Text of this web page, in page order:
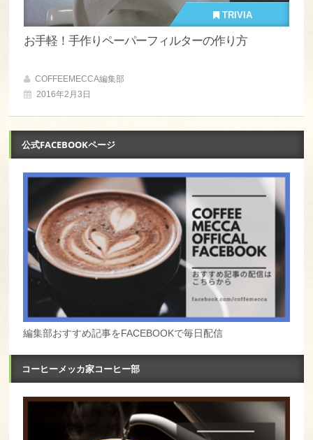
TRIVIA
お手軽！手作りペーパーフィルターの作り方
COFFEEMECCA編集部
2016年2月3日
公式FACEBOOKページ
編集部おすすめ記事をFACEBOOKで毎日配信
コーヒーメッカ家コーヒー部